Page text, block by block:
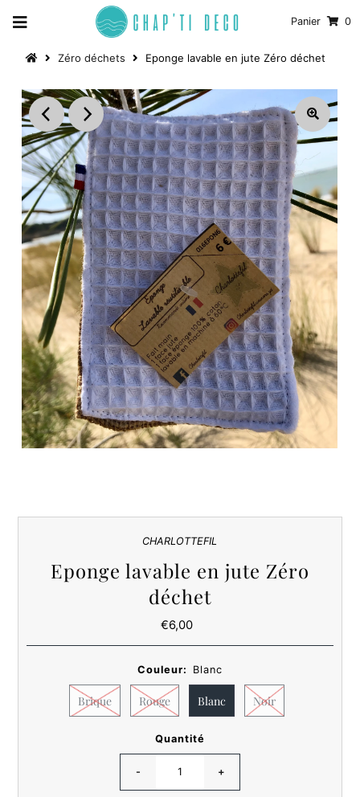
Panier 0
Zéro déchets Eponge lavable en jute Zéro déchet
CHARLOTTEFIL
Eponge lavable en jute Zéro
déchet
Prix
€6,00
Couleur: Blanc
Brique Rouge Blanc Noir
Quantité
- +